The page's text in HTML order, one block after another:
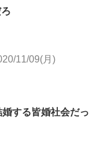
11/09(月)
する皆婚社会だっ